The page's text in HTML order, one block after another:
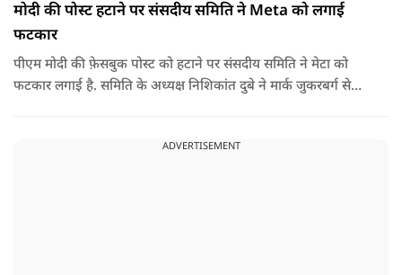
मोदी की पोस्ट हटाने पर संसदीय समिति ने Meta को लगाई
फटकार
पीएम मोदी की फ़ेसबुक पोस्ट को हटाने पर संसदीय समिति ने मेटा को
फटकार लगाई है. समिति के अध्यक्ष निशिकांत दुबे ने मार्क जुकरबर्ग से
ADVERTISEMENT